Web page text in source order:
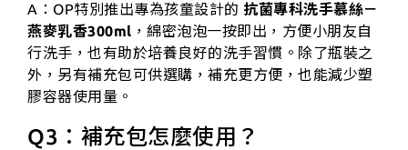
A：OP特別推出專為孩童設計的 抗菌專科洗手慕絲－
燕麥乳香300ml ，綿密泡泡一按即出，方便小朋友自
行洗手，也有助於培養良好的洗手習慣。除了瓶裝之
外，另有補充包可供選購，補充更方便，也能減少塑
膠容器使用量。
Q3：補充包怎麼使用？